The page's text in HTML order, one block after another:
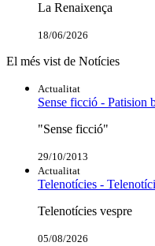
La Renaixença
18/06/2026
El més vist de Notícies
Actualitat
Sense ficció - Patision
"Sense ficció"
29/10/2013
Actualitat
Telenotícies -
Telenotícies vespre
05/08/2026